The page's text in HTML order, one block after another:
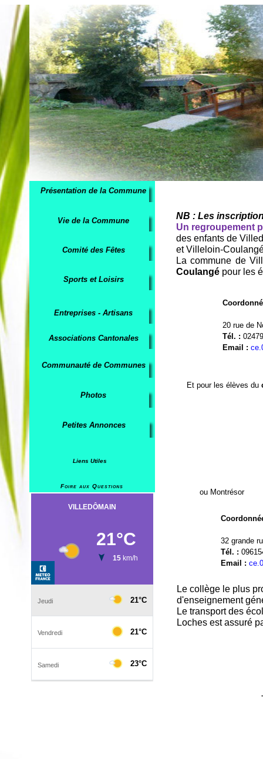
Présentation de la Commune
Vie de la Commune
NB : Les
Un regroupement
des enfants de
et Villeloin-
La commune de
Coulangé pour les
Comité des Fêtes
Sports et Loisirs
20 rue de
Tél. :
Email :
Entreprises - Artisans
Associations Cantonales
Communauté de Communes
Et pour les élèves du
Photos
Petites Annonces
Liens Utiles
Foire aux Questions
ou Montrésor
32 grande
Tél. :
Email :
Le collège le plus
d'enseignement
Le transport des
Loches est assuré